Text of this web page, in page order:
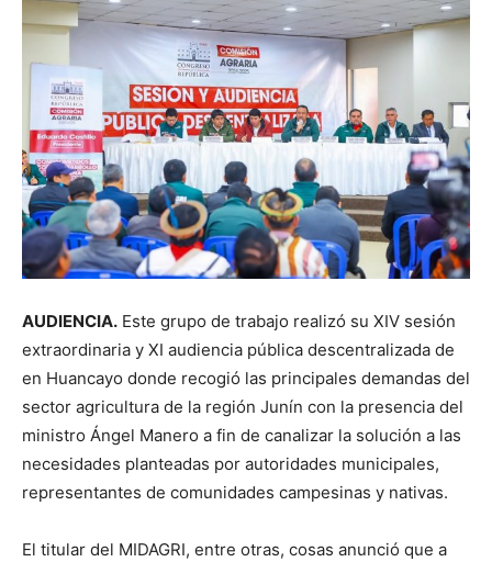
AUDIENCIA. Este grupo de trabajo realizó su XIV sesión
extraordinaria y XI audiencia pública descentralizada de
en Huancayo donde recogió las principales demandas del
sector agricultura de la región Junín con la presencia del
ministro Ángel Manero a fin de canalizar la solución a las
necesidades planteadas por autoridades municipales,
representantes de comunidades campesinas y nativas.
El titular del MIDAGRI, entre otras, cosas anunció que a